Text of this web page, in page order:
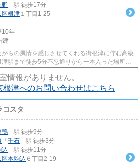
野 」駅 徒歩17分
区根津 １丁目1-25
10年
建
がらの風情を感じさせてくれる街根津に佇む高級
駅まで徒歩5分不忍通りから一本入った場所に
情報がありません。
根津へのお問い合わせはこちら
コスタ
鴨 」駅 徒歩9分
「 千石 」駅 徒歩3分
込 」駅 徒歩11分
区本駒込 ６丁目2-19